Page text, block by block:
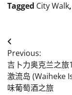
Tagged City Walk,
Post
navigation
Previous:
吉卜力奥克兰之
激流岛 (Waiheke
味葡萄酒之旅